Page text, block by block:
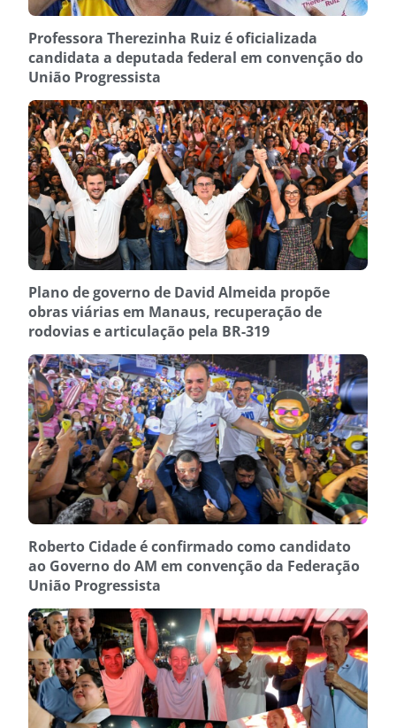
Professora Therezinha Ruiz é oficializada
candidata a deputada federal em convenção do
União Progressista
Plano de governo de David Almeida propõe
obras viárias em Manaus, recuperação de
rodovias e articulação pela BR-319
Roberto Cidade é confirmado como candidato
ao Governo do AM em convenção da Federação
União Progressista